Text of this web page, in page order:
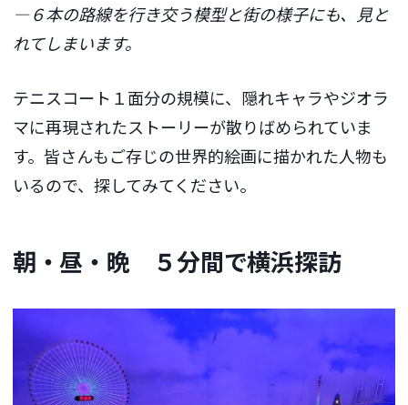
―６本の路線を行き交う模型と街の様子にも、見と
れてしまいます。
テニスコート１面分の規模に、隠れキャラやジオラ
マに再現されたストーリーが散りばめられていま
す。皆さんもご存じの世界的絵画に描かれた人物も
いるので、探してみてください。
朝・昼・晩 ５分間で横浜探訪